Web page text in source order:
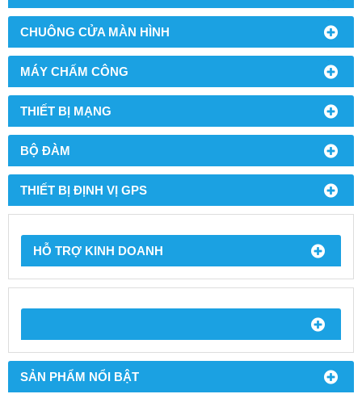
CHUÔNG CỬA MÀN HÌNH
MÁY CHẤM CÔNG
THIẾT BỊ MẠNG
BỘ ĐÀM
THIẾT BỊ ĐỊNH VỊ GPS
HỖ TRỢ KINH DOANH
SẢN PHẨM NỔI BẬT